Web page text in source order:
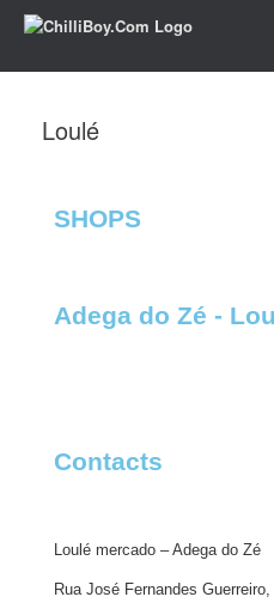
Loulé
SHOPS​
Adega do Zé -
Contacts
Loulé mercado – Adega do Zé
Rua José Fernandes